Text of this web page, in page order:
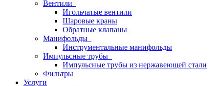
Вентили
Игольчатые вентили
Шаровые краны
Обратные клапаны
Манифольды
Инструментальные манифольды
Импульсные трубы
Импульсные трубы из нержавеющей стали
Фильтры
Услуги